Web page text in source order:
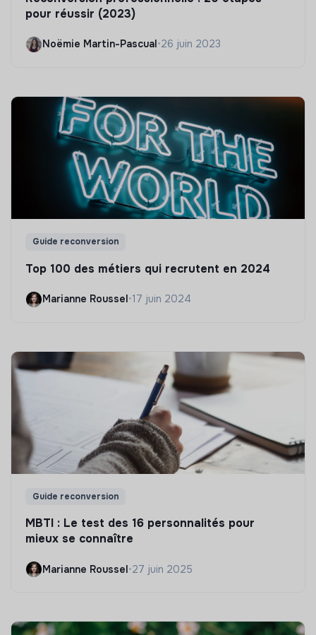
pour réussir (2023)
Noëmie Martin-Pascual •26 juin 2023
Guide reconversion
Top 100 des métiers qui recrutent en 2024
Marianne Roussel•17 juin 2024
Guide reconversion
MBTI : Le test des 16 personnalités pour
mieux se connaître
Marianne Roussel•27 juin 2025